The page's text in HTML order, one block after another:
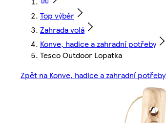
Top výběr
Zahrada volá
Konve, hadice a zahradní potřeby
Tesco Outdoor Lopatka
Zpět na Konve, hadice a zahradní potřeby